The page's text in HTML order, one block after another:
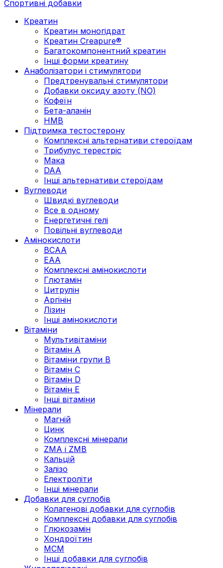
Спортивні добавки
Креатин
Креатин моногідрат
Креатин Creapure®
Багатокомпонентний креатин
Інші форми креатину
Анаболізатори і стимулятори
Предтренувальні стимулятори
Добавки оксиду азоту (NO)
Кофеїн
Бета-аланін
HMB
Підтримка тестостерону
Комплексні альтернативи стероїдам
Трибулус терестріс
Мака
DAA
Інші альтернативи стероїдам
Вуглеводи
Швидкі вуглеводи
Все в одному
Енергетичні гелі
Повільні вуглеводи
Амінокислоти
BCAA
EAA
Комплексні амінокислоти
Глютамін
Цитрулін
Аргінін
Лізин
Інші амінокислоти
Вітаміни
Мультивітаміни
Вітамін А
Вітаміни групи В
Вітамін C
Вітамін D
Вітамін Е
Інші вітаміни
Мінерали
Магній
Цинк
Комплексні мінерали
ZMA і ZMB
Кальцій
Залізо
Електроліти
Інші мінерали
Добавки для суглобів
Колагенові добавки для суглобів
Комплексні добавки для суглобів
Глюкозамін
Хондроїтин
МСМ
Інші добавки для суглобів